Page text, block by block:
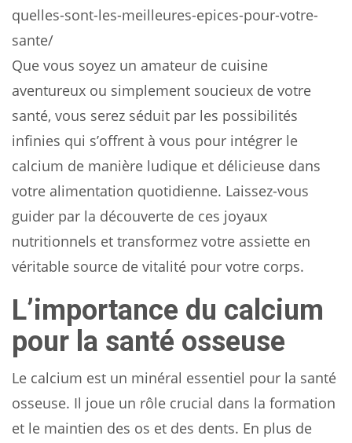
quelles-sont-les-meilleures-epices-pour-votre-
sante/
Que vous soyez un amateur de cuisine
aventureux ou simplement soucieux de votre
santé, vous serez séduit par les possibilités
infinies qui s’offrent à vous pour intégrer le
calcium de manière ludique et délicieuse dans
votre alimentation quotidienne. Laissez-vous
guider par la découverte de ces joyaux
nutritionnels et transformez votre assiette en
véritable source de vitalité pour votre corps.
L’importance du calcium
pour la santé osseuse
Le calcium est un minéral essentiel pour la santé
osseuse. Il joue un rôle crucial dans la formation
et le maintien des os et des dents. En plus de